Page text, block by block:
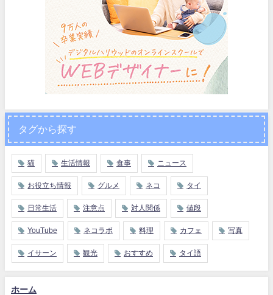
タグから探す
猫 生活情報 食事 ニュース
お役立ち情報 グルメ ネコ タイ
日常生活 注意点 対人関係 値段
YouTube ネコラボ 料理 カフェ 写真
イサーン 観光 おすすめ タイ語
ホーム